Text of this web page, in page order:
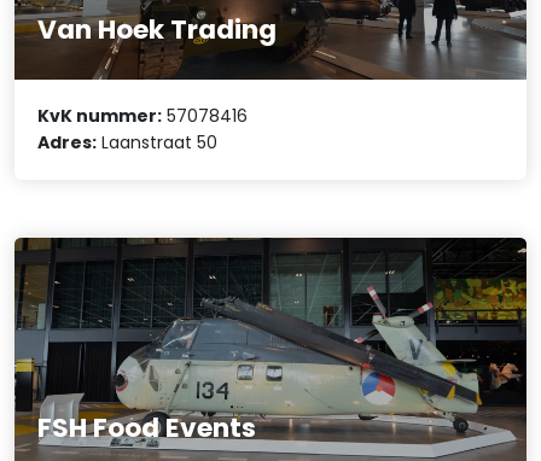
Van Hoek Trading
KvK nummer: 57078416
Adres: Laanstraat 50
FSH Food Events